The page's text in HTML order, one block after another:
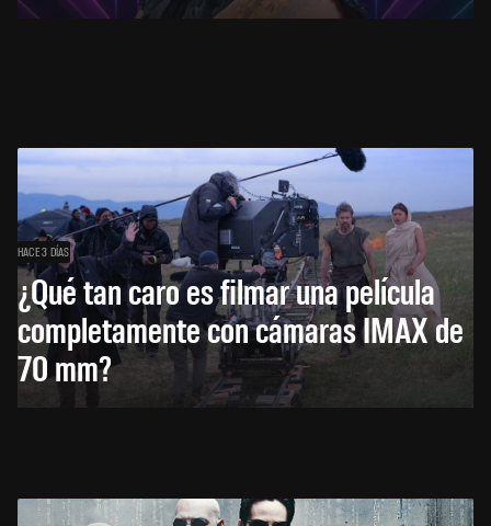
HACE 3 DÍAS
¿Qué tan caro es filmar una película
completamente con cámaras IMAX de
70 mm?